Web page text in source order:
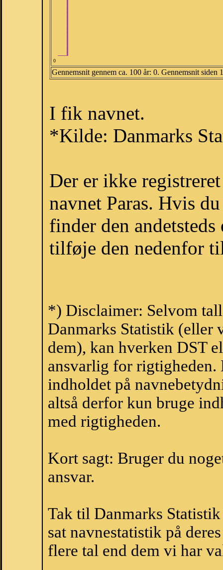
0
Gennemsnit gennem ca. 100 år: 0. Gennemsnit siden
I fik navnet.
*Kilde: Danmarks
Der er ikke
navnet Paras. Hvis
finder den
tilføje den nedenfor
*) Disclaimer: Selvom
Danmarks Statistik (eller
dem), kan hverken DST
ansvarlig for
indholdet på
altså derfor kun bruge
med rigtigheden.
Kort sagt: Bruger du
ansvar.
Tak til Danmarks
sat navnestatistik på
flere tal end dem vi har